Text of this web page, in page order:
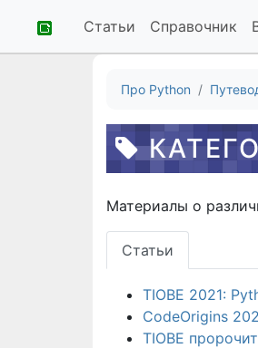
Статьи Справочник
Про Python
Материалы о
Статьи
TIOBE 2021:
CodeOrigins
TIOBE